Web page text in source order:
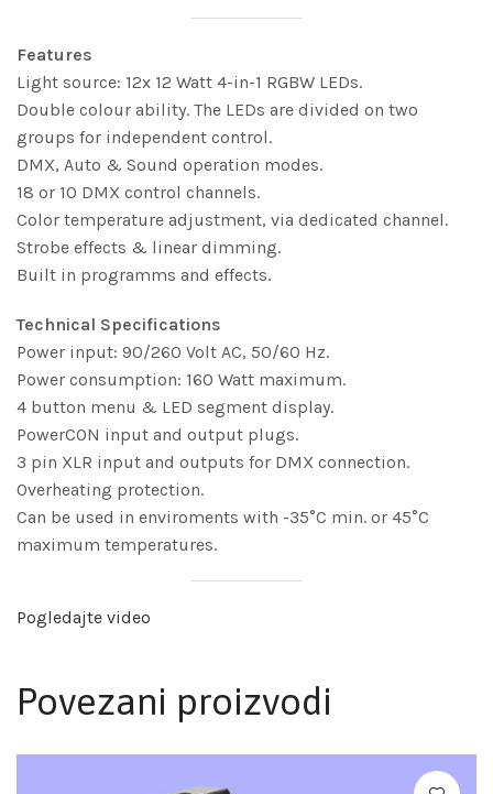
Features
Light source: 12x 12 Watt 4-in-1 RGBW LEDs.
Double colour ability. The LEDs are divided on two
groups for independent control.
DMX, Auto & Sound operation modes.
18 or 10 DMX control channels.
Color temperature adjustment, via dedicated channel.
Strobe effects & linear dimming.
Built in programms and effects.
Technical Specifications
Power input: 90/260 Volt AC, 50/60 Hz.
Power consumption: 160 Watt maximum.
4 button menu & LED segment display.
PowerCON input and output plugs.
3 pin XLR input and outputs for DMX connection.
Overheating protection.
Can be used in enviroments with -35°C min. or 45°C
maximum temperatures.
Pogledajte video
Povezani proizvodi